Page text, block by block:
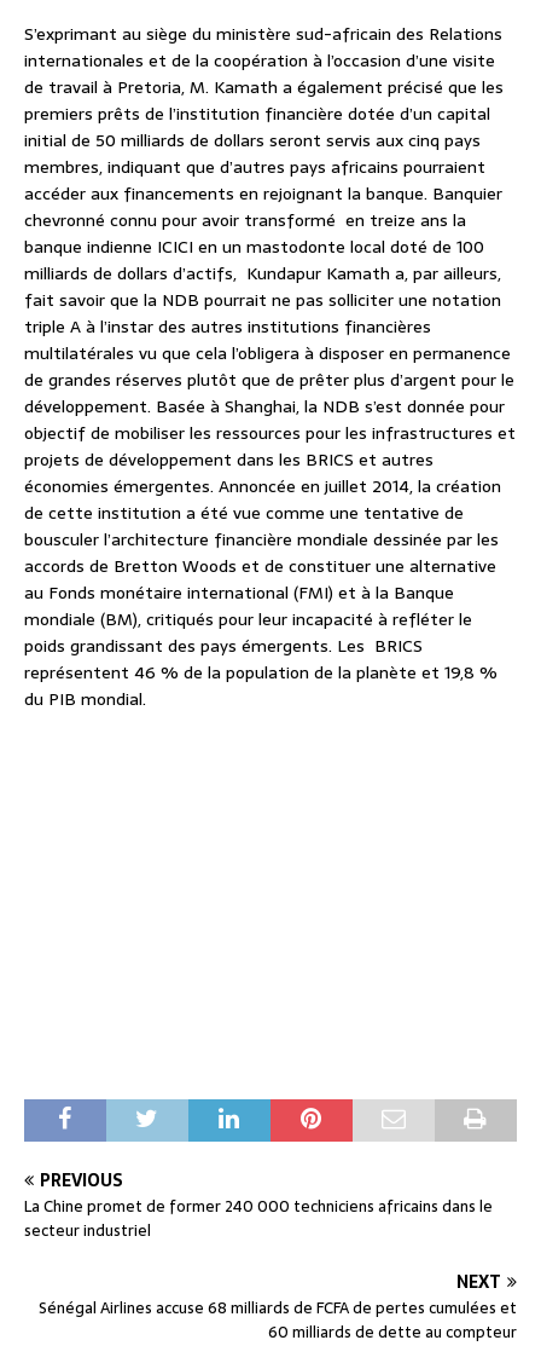
S’exprimant au siège du ministère sud-africain des Relations
internationales et de la coopération à l’occasion d’une visite
de travail à Pretoria, M. Kamath a également précisé que les
premiers prêts de l’institution financière dotée d’un capital
initial de 50 milliards de dollars seront servis aux cinq pays
membres, indiquant que d’autres pays africains pourraient
accéder aux financements en rejoignant la banque. Banquier
chevronné connu pour avoir transformé en treize ans la
banque indienne ICICI en un mastodonte local doté de 100
milliards de dollars d’actifs, Kundapur Kamath a, par ailleurs,
fait savoir que la NDB pourrait ne pas solliciter une notation
triple A à l’instar des autres institutions financières
multilatérales vu que cela l’obligera à disposer en permanence
de grandes réserves plutôt que de prêter plus d’argent pour le
développement. Basée à Shanghai, la NDB s’est donnée pour
objectif de mobiliser les ressources pour les infrastructures et
projets de développement dans les BRICS et autres
économies émergentes. Annoncée en juillet 2014, la création
de cette institution a été vue comme une tentative de
bousculer l’architecture financière mondiale dessinée par les
accords de Bretton Woods et de constituer une alternative
au Fonds monétaire international (FMI) et à la Banque
mondiale (BM), critiqués pour leur incapacité à refléter le
poids grandissant des pays émergents. Les BRICS
représentent 46 % de la population de la planète et 19,8 %
du PIB mondial.
PREVIOUS
La Chine promet de former 240 000 techniciens africains dans le
secteur industriel
NEXT
Sénégal Airlines accuse 68 milliards de FCFA de pertes cumulées et
60 milliards de dette au compteur